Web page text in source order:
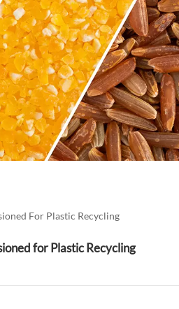
For Plastic Recycling
for Plastic Recycling